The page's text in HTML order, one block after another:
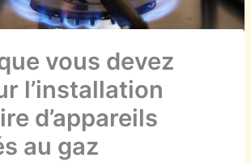
vous devez
l’installation
d’appareils
au gaz